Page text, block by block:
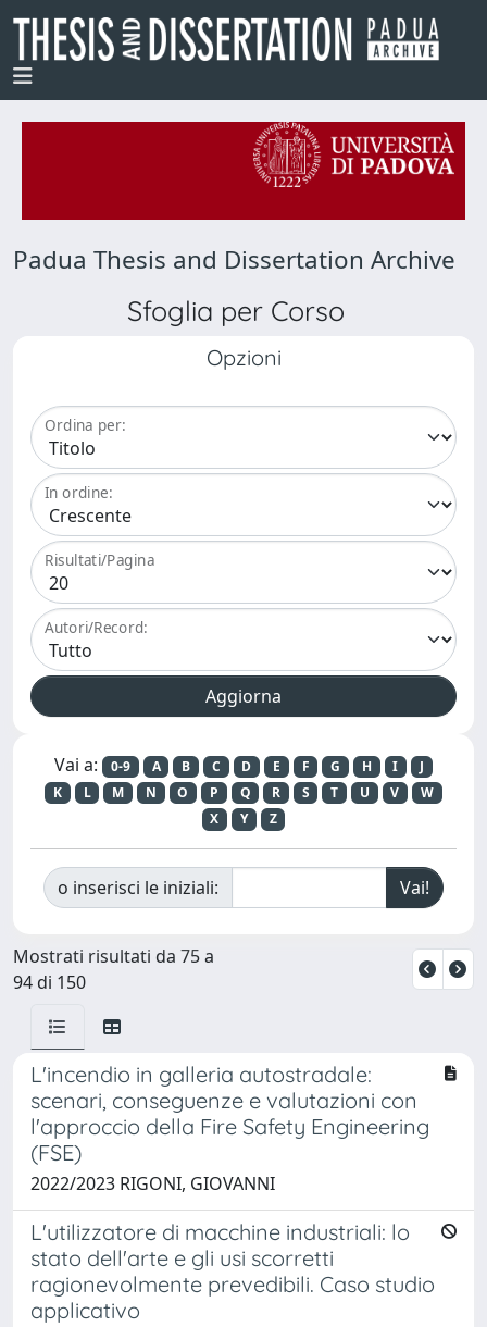
Padua Thesis and Dissertation Archive
Sfoglia per Corso
Opzioni
Ordina per:
In ordine:
Risultati/Pagina
Autori/Record:
Vai a: 0-9 A B C D E F G H I
J
K
L M N O P Q R S T U V
W
X
Y Z
o inserisci le iniziali:
Mostrati risultati da 75 a
94 di 150
L'incendio in galleria autostradale:
scenari, conseguenze e valutazioni con
l'approccio della Fire Safety Engineering
(FSE)
2022/2023 RIGONI, GIOVANNI
L'utilizzatore di macchine industriali: lo
stato dell'arte e gli usi scorretti
ragionevolmente prevedibili. Caso studio
applicativo